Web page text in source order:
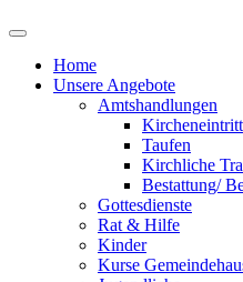
Home
Unsere Angebote
Amtshandlungen
Kircheneintritt
Taufen
Kirchliche
Bestattung/
Gottesdienste
Rat & Hilfe
Kinder
Kurse